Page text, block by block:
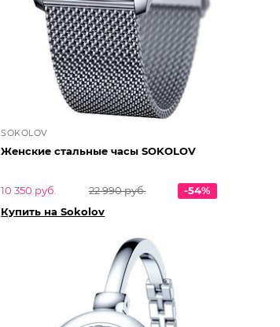
SOKOLOV
Женские стальные часы SOKOLOV
10 350 руб. 22 990 руб.
-54%
Купить на Sokolov